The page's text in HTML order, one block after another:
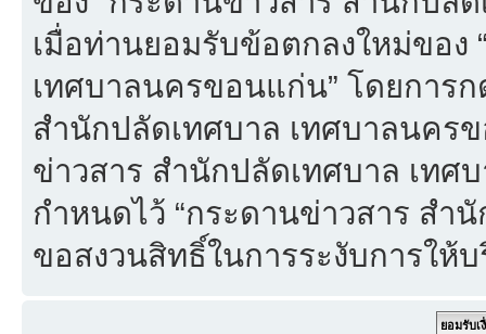
เมื่อท่านยอมรับข้อตกลงใหม่ของ
เทศบาลนครขอนแก่น” โดยการ
สำนักปลัดเทศบาล เทศบาลนคร
ข่าวสาร สำนักปลัดเทศบาล เทศ
กำหนดไว้ “กระดานข่าวสาร สำ
ขอสงวนสิทธิ์ในการระงับการให้